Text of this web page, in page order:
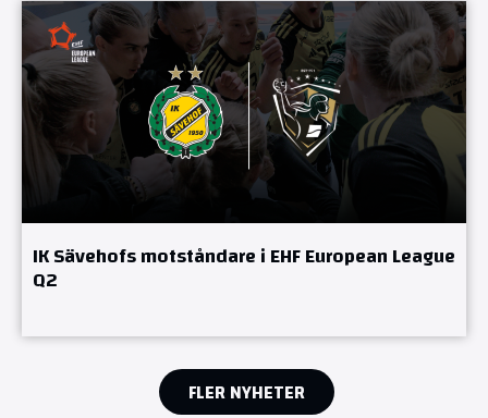
IK Sävehofs motståndare i EHF European League
Q2
FLER NYHETER